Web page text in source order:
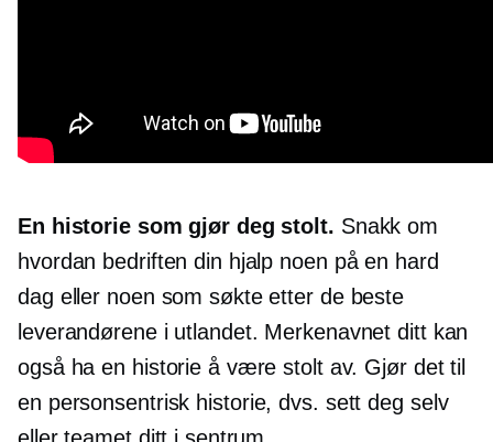
En historie som gjør deg stolt. Snakk om
hvordan bedriften din hjalp noen på en hard
dag eller noen som søkte etter de beste
leverandørene i utlandet. Merkenavnet ditt kan
også ha en historie å være stolt av. Gjør det til
en personsentrisk historie, dvs. sett deg selv